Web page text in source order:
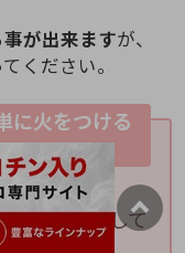
が出来ますが、
ください。
に火をつける
く長く伸ばして